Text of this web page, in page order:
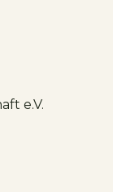
e.V.